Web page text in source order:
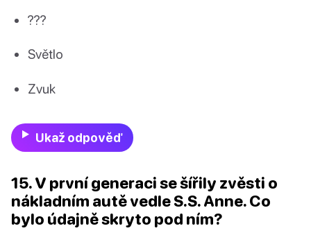
???
Světlo
Zvuk
Ukaž odpověď
15. V první generaci se šířily zvěsti o
nákladním autě vedle S.S. Anne. Co
bylo údajně skryto pod ním?